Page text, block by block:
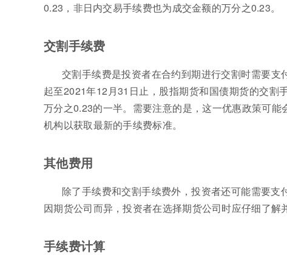
0.23，非日内交易手续费也为成交金额的万分之0.23。
交割手续费
交割手续费是投资者在合约到期进行交割时需要
起至2021年12月31日止，股指期货和国债期货的交割
万分之0.23的一半。需要注意的是，这一优惠政策可
机构以获取最新的手续费标准。
其他费用
除了手续费和交割手续费外，投资者还可能需要
因期货公司而异，投资者在选择期货公司时应仔细了解
手续费计算